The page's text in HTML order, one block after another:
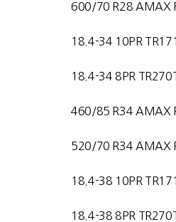
600/70 R28 AMAX
18.4-34 10PR
18.4-34 8PR
460/85 R34 AMAX
520/70 R34 AMAX
18.4-38 10PR
18.4-38 8PR